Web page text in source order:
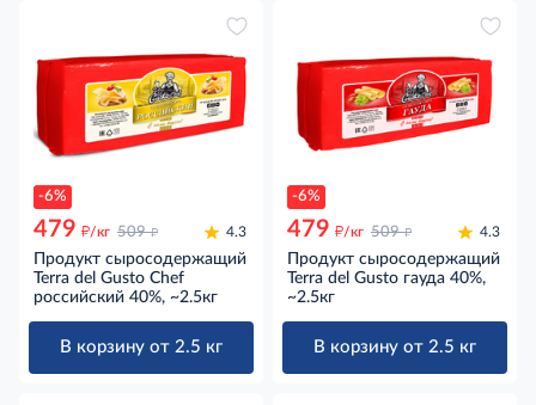
-6%
479 д/кг 509 д 4.3
Продукт сыросодержащий
Terra del Gusto Chef
российский 40%, ~2.5кг
В корзину от 2.5 кг
-6%
479 д/кг 509 д 4.3
Продукт сыросодержащий
Terra del Gusto гауда 40%,
~2.5кг
В корзину от 2.5 кг